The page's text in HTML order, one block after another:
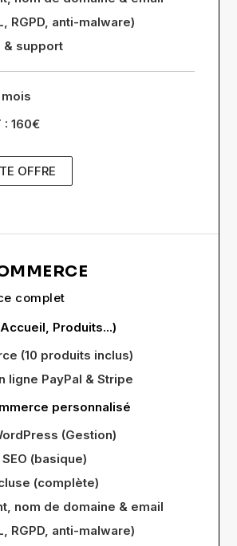
RGPD, anti-malware)
& support
: 160€
OFFRE
complet
Produits...)
(10 produits inclus)
ligne PayPal & Stripe
personnalisé
(Gestion)
(basique)
(complète)
nom de domaine & email
RGPD, anti-malware)